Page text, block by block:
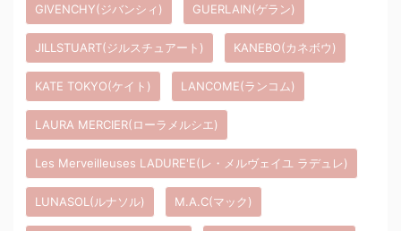
GIVENCHY(ジバンシィ) GUERLAIN(ゲラン)
JILLSTUART(ジルスチュアート) KANEBO(カネボウ)
KATE TOKYO(ケイト) LANCOME(ランコム)
LAURA MERCIER(ローラメルシエ)
Les Merveilleuses LADURE'E(レ・メルヴェイユ ラデュレ)
LUNASOL(ルナソル) M.A.C(マック)